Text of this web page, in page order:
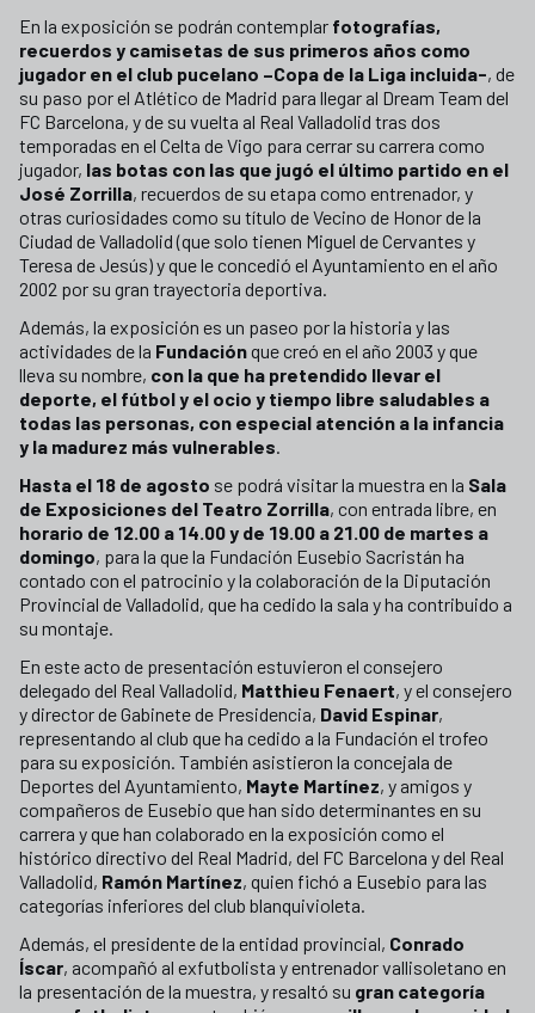
En la exposición se podrán contemplar fotografías,
recuerdos y camisetas de sus primeros años como
jugador en el club pucelano –Copa de la Liga incluida-, de
su paso por el Atlético de Madrid para llegar al Dream Team del
FC Barcelona, y de su vuelta al Real Valladolid tras dos
temporadas en el Celta de Vigo para cerrar su carrera como
jugador, las botas con las que jugó el último partido en el
José Zorrilla, recuerdos de su etapa como entrenador, y
otras curiosidades como su título de Vecino de Honor de la
Ciudad de Valladolid (que solo tienen Miguel de Cervantes y
Teresa de Jesús) y que le concedió el Ayuntamiento en el año
2002 por su gran trayectoria deportiva.
Además, la exposición es un paseo por la historia y las
actividades de la Fundaciónque creó en el año 2003 y que
lleva su nombre, con la que ha pretendido llevar el
deporte, el fútbol y el ocio y tiempo libre saludables a
todas las personas, con especial atención a la infancia
y la madurez más vulnerables.
Hasta el 18 de agosto se podrá visitar la muestra en la Sala
de Exposiciones del Teatro Zorrilla, con entrada libre, en
horario de 12.00 a 14.00 y de 19.00 a 21.00 de martes a
domingo, para la que la Fundación Eusebio Sacristán ha
contado con el patrocinio y la colaboración de la Diputación
Provincial de Valladolid, que ha cedido la sala y ha contribuido a
su montaje.
En este acto de presentación estuvieron el consejero
delegado del Real Valladolid, Matthieu Fenaert, y el consejero
y director de Gabinete de Presidencia, David Espinar,
representando al club que ha cedido a la Fundación el trofeo
para su exposición. También asistieron la concejala de
Deportes del Ayuntamiento, Mayte Martínez, y amigos y
compañeros de Eusebio que han sido determinantes en su
carrera y que han colaborado en la exposición como el
histórico directivo del Real Madrid, del FC Barcelona y del Real
Valladolid, Ramón Martínez, quien fichó a Eusebio para las
categorías inferiores del club blanquivioleta.
Además, el presidente de la entidad provincial, Conrado
Íscar, acompañó al exfutbolista y entrenador vallisoletano en
la presentación de la muestra, y resaltó su gran categoría